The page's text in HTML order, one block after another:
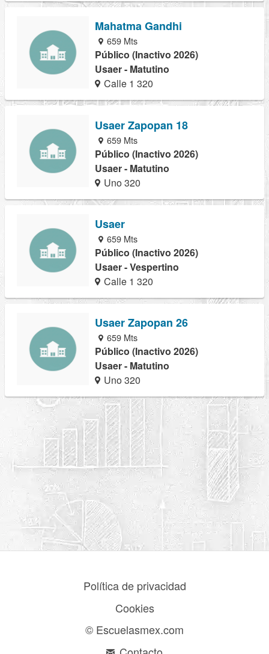
Mahatma Gandhi
659 Mts
Público (Inactivo 2026)
Usaer - Matutino
Calle 1 320
Usaer Zapopan 18
659 Mts
Público (Inactivo 2026)
Usaer - Matutino
Uno 320
Usaer
659 Mts
Público (Inactivo 2026)
Usaer - Vespertino
Calle 1 320
Usaer Zapopan 26
659 Mts
Público (Inactivo 2026)
Usaer - Matutino
Uno 320
Política de privacidad
Cookies
© Escuelasmex.com